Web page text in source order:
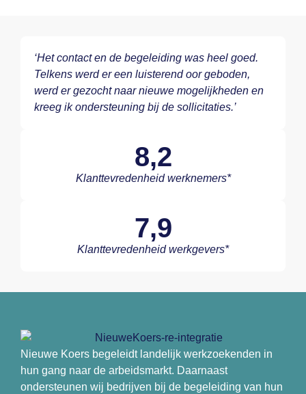
‘Het contact en de begeleiding was heel goed.
Telkens werd er een luisterend oor geboden,
werd er gezocht naar nieuwe mogelijkheden en
kreeg ik ondersteuning bij de sollicitaties.’
8,2
Klanttevredenheid werknemers*
7,9
Klanttevredenheid werkgevers*
Nieuwe Koers begeleidt landelijk werkzoekenden in
hun gang naar de arbeidsmarkt. Daarnaast
ondersteunen wij bedrijven bij de begeleiding van hun